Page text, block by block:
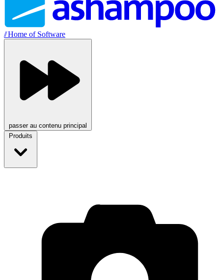
//Home of Software
passer au contenu principal
Produits